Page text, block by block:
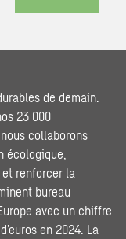
de demain.
23 000
collaborons
renforcer la
bureau
avec un chiffre
en 2024. La